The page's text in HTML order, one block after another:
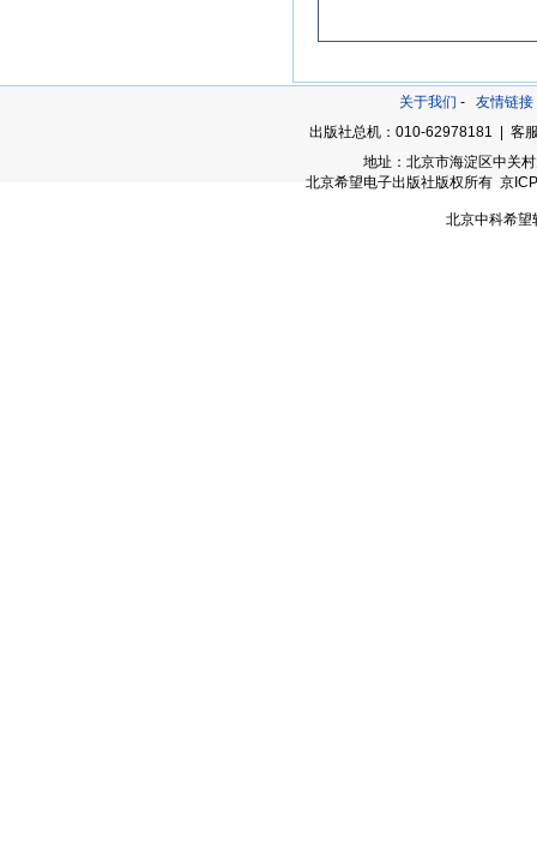
关于我们 - 友情链接
出版社总机：010-62978181 | 客
地址：北京市海淀区中关
北京希望电子出版社版权所有 京
北京中科希望